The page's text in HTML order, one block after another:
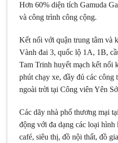
Hơn 60% diện tích Gamuda
và công trình công cộng.
Kết nối với quận trung tâm và
Vành đai 3, quốc lộ 1A, 1B,
Tam Trinh huyết mạch kết nối
phút chạy xe, đầy đủ các
ngoài trời tại Công viên Yên
Các dãy nhà phố thương mại
động với đa dạng các loại
café, siêu thị, đồ nội thất, đồ